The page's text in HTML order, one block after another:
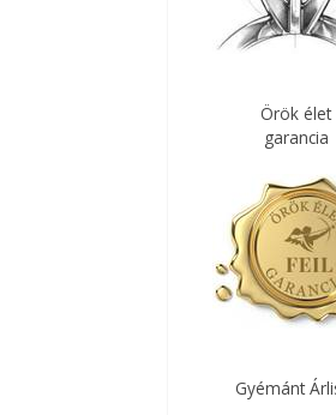
Örök élet
garancia
Gyémánt